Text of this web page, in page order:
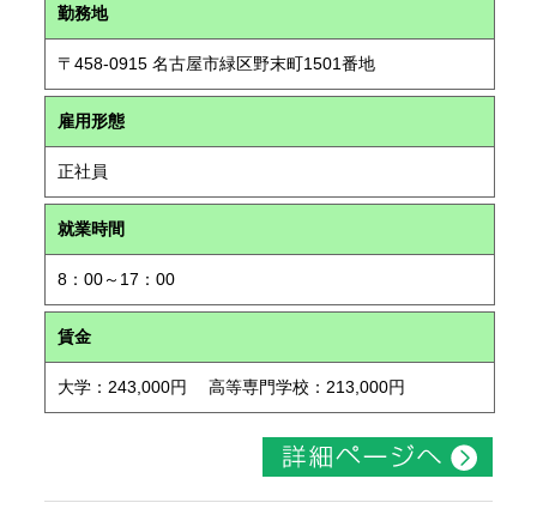
勤務地
〒458-0915 名古屋市緑区野末町1501番地
雇用形態
正社員
就業時間
8：00～17：00
賃金
大学：243,000円 高等専門学校：213,000円